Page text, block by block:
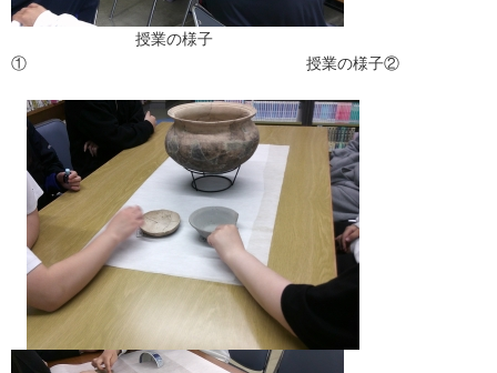
授業の様子
① 授業の様子②